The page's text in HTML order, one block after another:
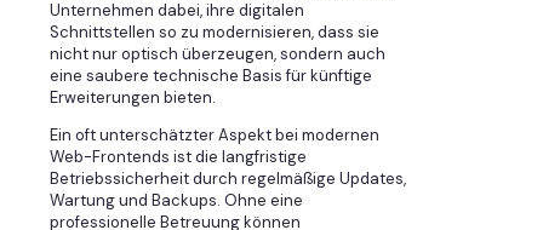
Unternehmen dabei, ihre digitalen
Schnittstellen so zu modernisieren, dass sie
nicht nur optisch überzeugen, sondern auch
eine saubere technische Basis für künftige
Erweiterungen bieten.
Ein oft unterschätzter Aspekt bei modernen
Web-Frontends ist die langfristige
Betriebssicherheit durch regelmäßige Updates,
Wartung und Backups. Ohne eine
professionelle Betreuung können